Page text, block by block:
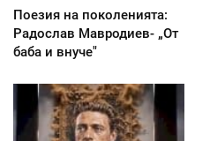
Поезия на поколенията:
Радослав Мавродиев- „От
баба и внуче"